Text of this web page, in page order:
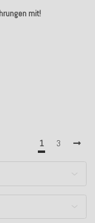
mit!
1 3